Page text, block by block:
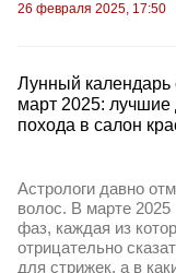
26 февраля 2025, 17:50
Лунный календарь
март 2025: лучшие
похода в салон
Астрологи давно
волос. В марте 2025
фаз, каждая из
отрицательно
для стрижек, а в